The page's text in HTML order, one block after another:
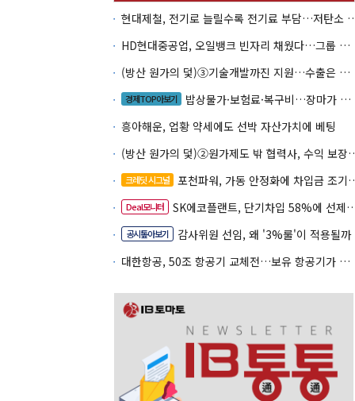
현대제철, 전기로 늘릴수록
HD현대중공업, 오일뱅크 빈자리 채웠다…그룹 배당 핵심축 부상
(방산 원가의 덫)③기술개발까진 지원…수출은 각자도생
경제TOP아보기
밥상물가·보험료·복구비…장마가 내미는 청구서
흥아해운, 업황 약세에도 선박 자산가치에 베팅
(방산 원가의 덫)②원가제
크레딧 시그널 포천파워, 가동 안정화에 차입금 조기상환 속도
Deal모니터 SK에코플랜트, 단기차입 58%에 선제 차환 카드
공시톺아보기
감사위원 선임, 왜 '3%룰'이 적용될까
대한항공, 50조 항공기 교체전…보유 항공기가 조달 카드